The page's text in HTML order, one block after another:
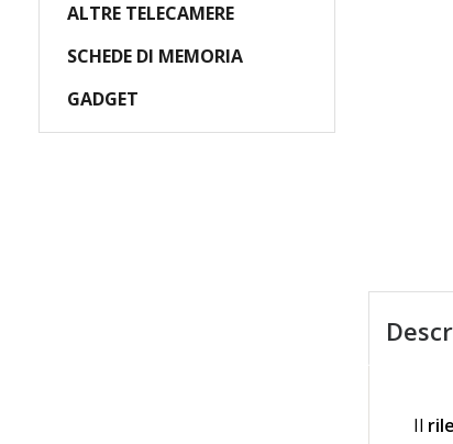
Il
ALTRE TELECAMERE
SCHEDE DI MEMORIA
GADGET